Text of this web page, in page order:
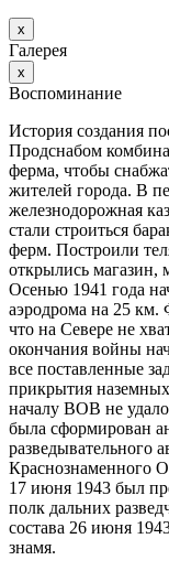
х
Галерея
х
Воспоминание
История создания
Продснабом
ферма, чтобы
жителей города. В
железнодорожная
стали строиться
ферм. Построили
открылись магазин,
Осенью 1941 года
аэродрома на 25 км.
что на Севере не
окончания войны
все поставленные
прикрытия
началу ВОВ не
была сформирован
разведывательного
Краснознаменного
17 июня 1943 был
полк дальних
состава 26 июня
знамя.